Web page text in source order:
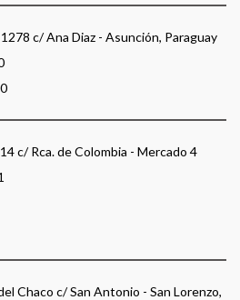
c/ Ana Diaz - Asunción, Paraguay
c/ Rca. de Colombia - Mercado 4
Chaco c/ San Antonio - San Lorenzo,